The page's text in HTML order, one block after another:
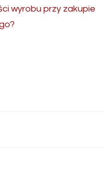
wyrobu przy zakupie